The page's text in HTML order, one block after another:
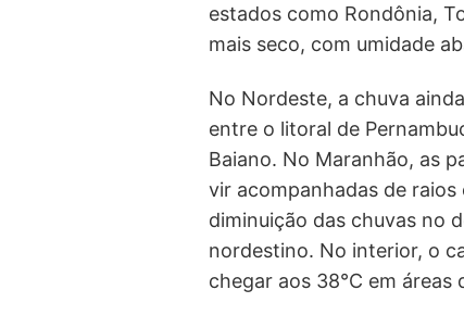
estados como Rondônia,
mais seco, com umidade
No Nordeste, a chuva
entre o litoral de
Baiano. No Maranhão, as
vir acompanhadas de
diminuição das chuvas no
nordestino. No interior, o
chegar aos 38°C em áreas